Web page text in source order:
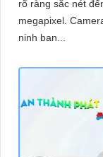
rõ ràng sắc nét
megapixel. Camera đượcc cải thiện khả năng giám sát an
ninh ban...